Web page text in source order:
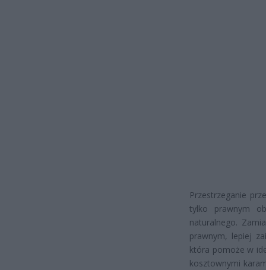
Przestrzeganie
tylko prawnym
naturalnego.
prawnym, lepiej
która pomoże w
kosztownymi